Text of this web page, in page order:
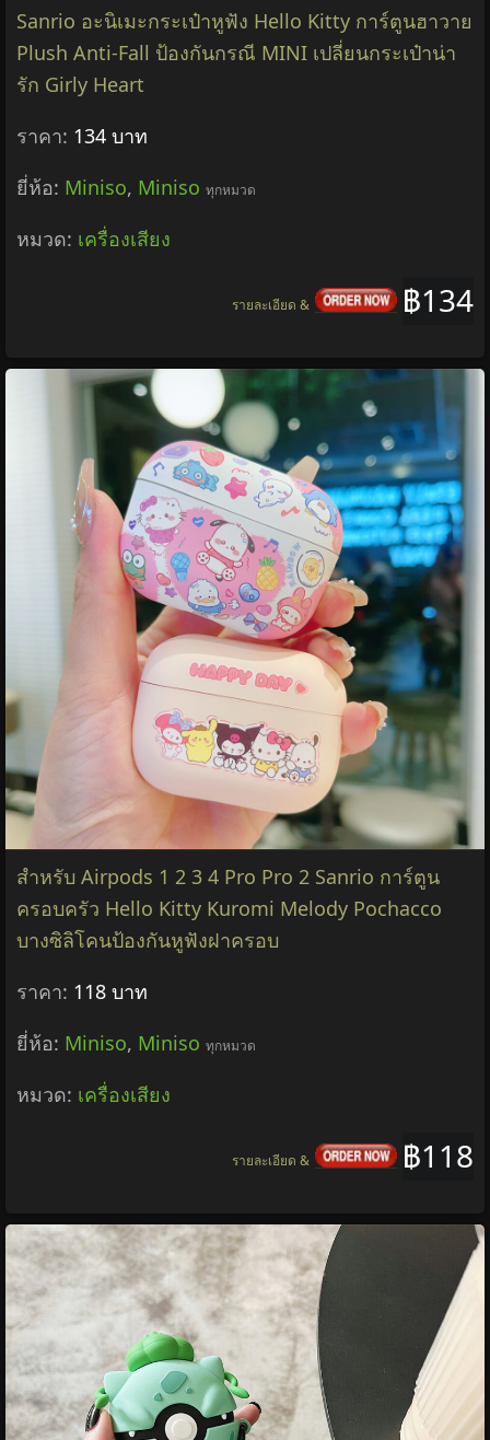
Sanrio อะนิเมะกระเป๋าหูฟัง Hello Kitty การ์ตูนฮาวาย
Plush Anti-Fall ป้องกันกรณี MINI เปลี่ยนกระเป๋าน่า
รัก Girly Heart
ราคา: 134 บาท
ยี่ห้อ: Miniso, Miniso ทุกหมวด
หมวด: เครื่องเสียง
฿134
รายละเอียด &
สําหรับ Airpods 1 2 3 4 Pro Pro 2 Sanrio การ์ตูน
ครอบครัว Hello Kitty Kuromi Melody Pochacco
บางซิลิโคนป้องกันหูฟังฝาครอบ
ราคา: 118 บาท
ยี่ห้อ: Miniso, Miniso ทุกหมวด
หมวด: เครื่องเสียง
฿118
รายละเอียด &